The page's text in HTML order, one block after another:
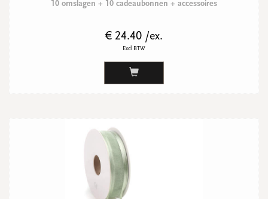
10 omslagen + 10 cadeaubonnen + accessoires
€ 24.40 /ex.
Excl BTW